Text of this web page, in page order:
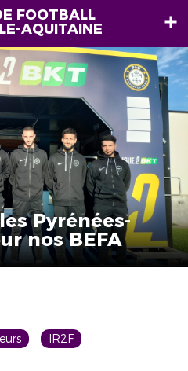
FOOTBALL
AQUITAINE
Pyrénées-
nos BEFA
IR2F